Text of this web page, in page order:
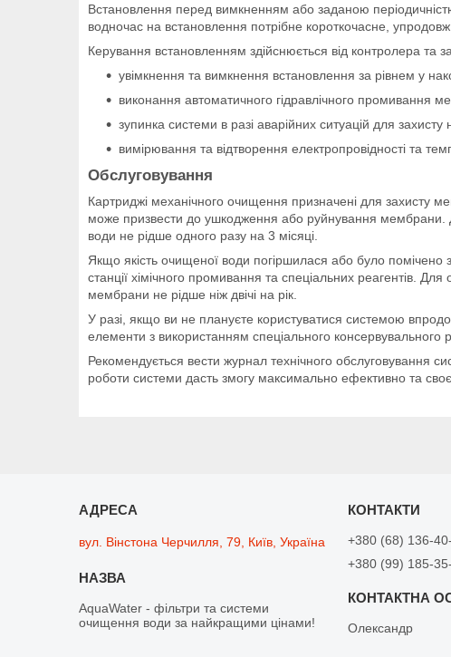
Встановлення перед вимкненням або заданою
водночас на встановлення потрібне короткочасне,
Керування встановленням здійснюється від контролера та
увімкнення та вимкнення встановлення за рівнем у
виконання автоматичного гідравлічного промивання
зупинка системи в разі аварійних ситуацій для
вимірювання та відтворення електропровідності та
Обслуговування
Картриджі механічного очищення призначені для захисту
може призвести до ушкодження або руйнування мембрани.
води не рідше одного разу на 3 місяці.
Якщо якість очищеної води погіршилася або було
станції хімічного промивання та спеціальних реагентів.
мембрани не рідше ніж двічі на рік.
У разі, якщо ви не плануєте користуватися системою
елементи з використанням спеціального
Рекомендується вести журнал технічного обслуговування
роботи системи дасть змогу максимально ефективно та
вул. Вінстона Черчилля, 79, Київ, Україна
AquaWater - фільтри та системи
очищення води за найкращими цінами!
+380 (68) 136-
+380 (99) 185-
Олександр